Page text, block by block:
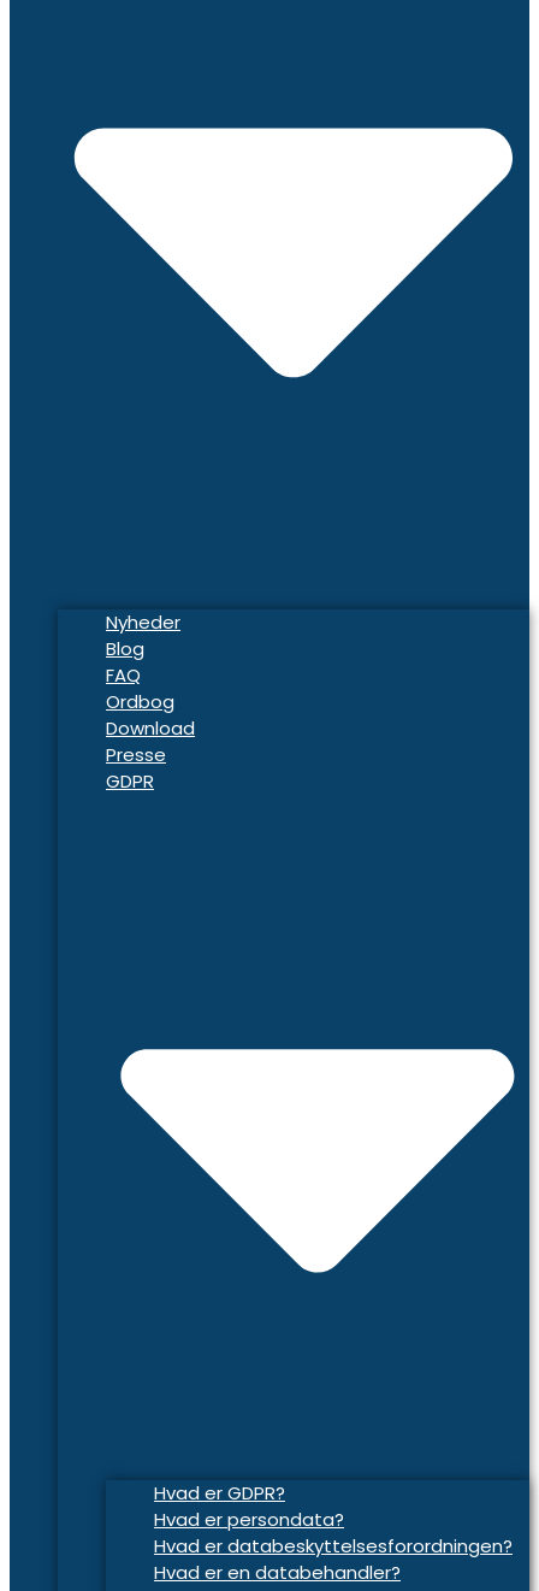
Nyheder
Blog
FAQ
Ordbog
Download
Presse
GDPR
Hvad er GDPR?
Hvad er persondata?
Hvad er databeskyttelsesforordningen?
Hvad er en databehandler?